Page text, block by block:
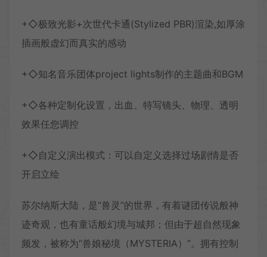
+◇极致光影+次世代卡通(Stylized PBR)渲染,如厚涂
插画般虚幻而真实的感动
+◇知名音乐团体project lights制作的主题曲和BGM
+◇各种定制化设置，出血、特写镜头、物理、透明
效果任您调控
+◇自定义演出模式：可以自定义选择过场剧情是否
开启立绘
苏尔纳斯大陆，是“兽灵”的世界，有着谜团传说般神
迹奇观，也有童话般幻境与城邦；但由于超自然现象
频发，被称为“兽娘秘境（MYSTERIA）”。拥有控制